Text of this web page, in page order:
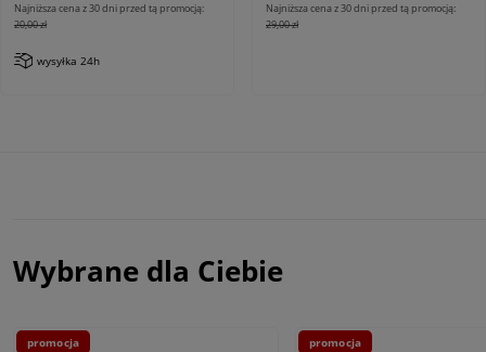
Najniższa cena z 30 dni przed tą promocją:
20,00 zł
wysyłka 24h
Najniższa cena z 30 dni przed tą promocją:
29,00 zł
Wybrane dla Ciebie
promocja promocja